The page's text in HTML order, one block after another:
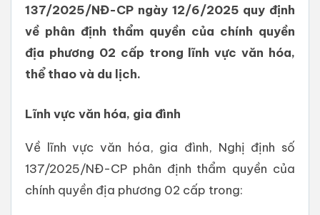
137/2025/NĐ-CP ngày 12/6/2025 quy định
về phân định thẩm quyền của chính quyền
địa phương 02 cấp trong lĩnh vực văn hóa,
thể thao và du lịch.
Lĩnh vực văn hóa, gia đình
Về lĩnh vực văn hóa, gia đình, Nghị định số
137/2025/NĐ-CP phân định thẩm quyền của
chính quyền địa phương 02 cấp trong: